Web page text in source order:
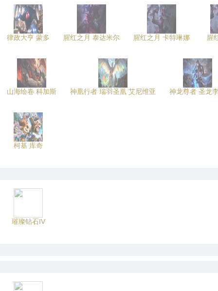
律政大亨 蒙多 腥红之月 泰达米尔 腥红之月 卡特琳娜 腥
山海绘卷 科加斯 神凰行者 瑞羽圣凰 艾尼维亚 神龙尊者 圣龙
柯基 库奇
璀璨钻石IV